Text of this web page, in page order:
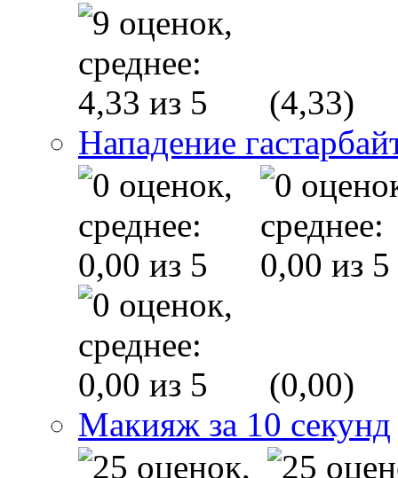
(4,33)
Нападение
(0,00)
Макияж за 10 секунд